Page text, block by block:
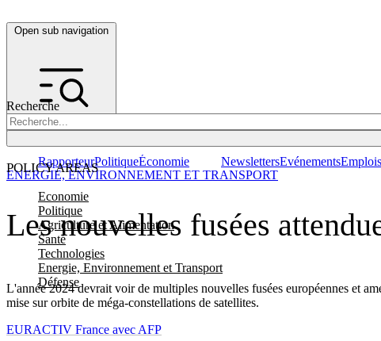
Open sub navigation
Recherche
POLICY AREAS
Economie
Politique
Agriculture et Alimentation
Santé
Technologies
Energie, Environnement et Transport
Défense
RapporteurPolitiqueÉconomie NewslettersEvénementsEmplois
Les nouvelles fusées
L'année 2024 devrait voir de multiples nouvelles fusées européennes et
mise sur orbite de méga-constellations de satellites.
ENERGIE, ENVIRONNEMENT ET TRANSPORT
EURACTIV France avec AFP